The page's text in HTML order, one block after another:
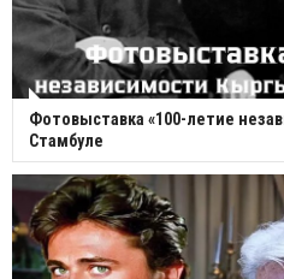
Фотовыставка «100-летие
Стамбуле